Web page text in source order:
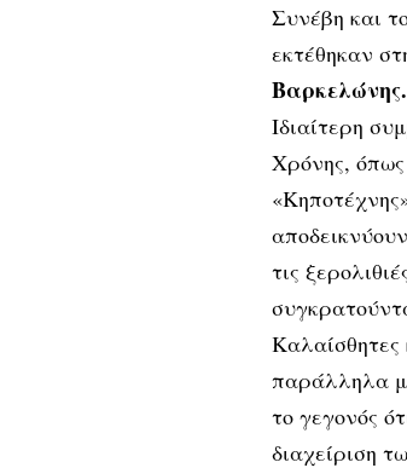
Συνέβη και
εκτέθηκαν
Βαρκελώνης.
Ιδιαίτερη
Χρόνης, όπως
τις
παράλληλα
το γεγονός
διαχείριση